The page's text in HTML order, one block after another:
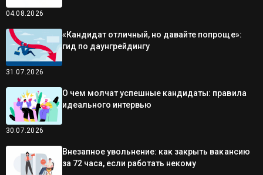
04.08.2026
31.07.2026
«Кандидат отличный, но давайте попроще»:
гид по даунгрейдингу
30.07.2026
О чем молчат успешные кандидаты: правила
идеального интервью
Внезапное увольнение: как закрыть вакансию
за 72 часа, если работать некому